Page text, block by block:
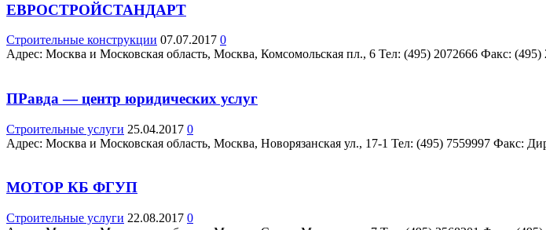
ЕВРОСТРОЙСТАНДАРТ
Строительные конструкции 07.07.2017 0
Адрес: Москва и Московская область, Москва, Комсомольская пл., 6 Teл: (495) 2072666 Факс: (495)
ПРавда — центр юридических услуг
Строительные услуги 25.04.2017 0
Адрес: Москва и Московская область, Москва, Новорязанская ул., 17-1 Teл: (495) 7559997 Факс:
МОТОР КБ ФГУП
Строительные услуги 22.08.2017 0